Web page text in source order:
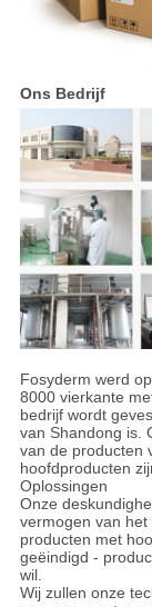
Ons Bedrijf
Fosyderm werd
8000 vierkante
bedrijf wordt
van Shandong is.
van de producten
hoofdproducten
Oplossingen
Onze
vermogen van
producten met
geëindigd -
wil.
Wij zullen onze